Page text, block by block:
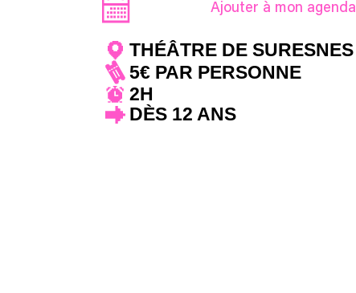
Ajouter à mon agenda
THÉÂTRE DE SURESNES
5€ PAR PERSONNE
2H
DÈS 12 ANS